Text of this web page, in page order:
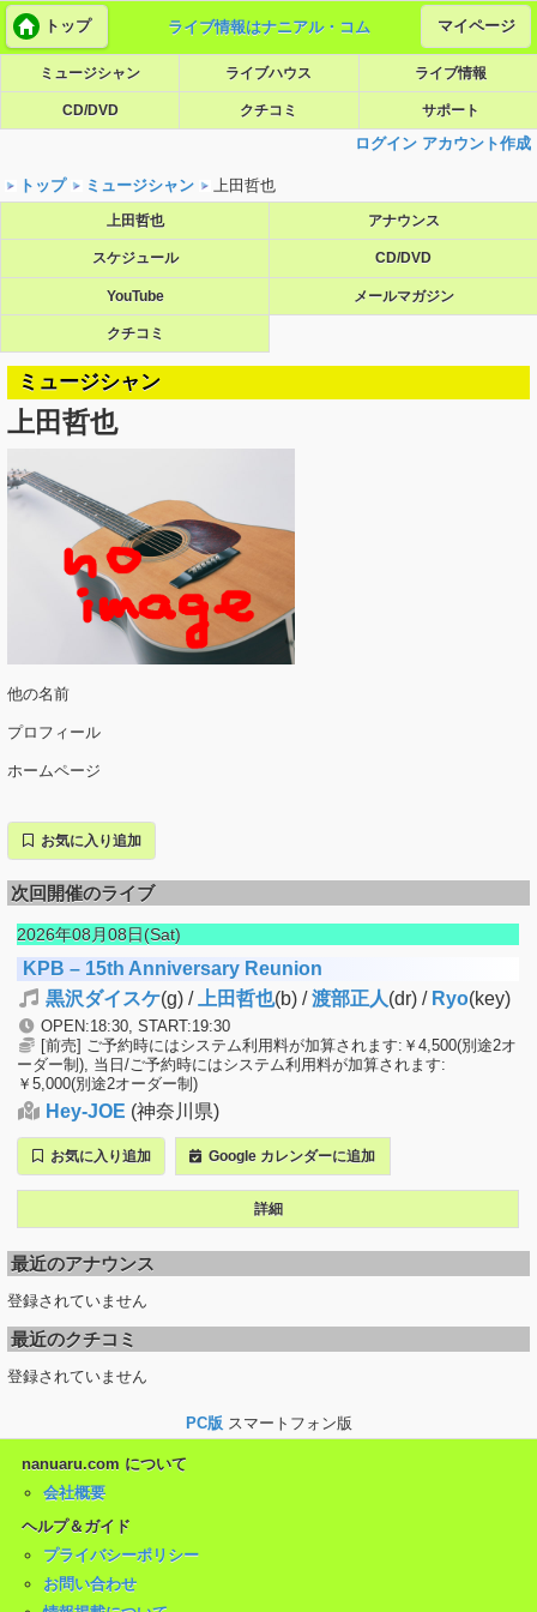
トップ ライブ情報はナニアル・コム マイページ
ミュージシャン ライブハウス ライブ情報
CD/DVD クチコミ サポート
ログイン アカウント作成
トップ ミュージシャン 上田哲也
上田哲也 アナウンス
スケジュール CD/DVD
YouTube メールマガジン
クチコミ
ミュージシャン
上田哲也
他の名前
プロフィール
ホームページ
お気に入り追加
次回開催のライブ
2026年08月08日(Sat)
KPB – 15th Anniversary Reunion
黒沢ダイスケ(g) / 上田哲也(b) /渡部正人(dr) / Ryo(key)
OPEN:18:30, START:19:30
[前売] ご予約時にはシステム利用料が加算されます:￥4,500(別途2オ
ーダー制), 当日/ご予約時にはシステム利用料が加算されます:
￥5,000(別途2オーダー制)
Hey-JOE (神奈川県)
お気に入り追加 Google カレンダーに追加
詳細
最近のアナウンス
登録されていません
最近のクチコミ
登録されていません
PC版 スマートフォン版
nanuaru.com について
会社概要
ヘルプ＆ガイド
プライバシーポリシー
お問い合わせ